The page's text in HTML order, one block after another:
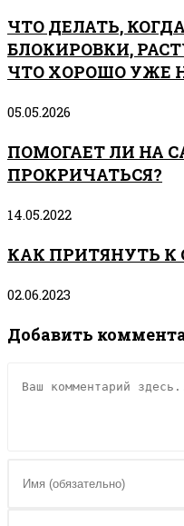
ЧТО ДЕЛАТЬ,
БЛОКИРОВКИ,
ЧТО ХОРОШО УЖЕ
05.05.2026
ПОМОГАЕТ ЛИ НА
ПРОКРИЧАТЬСЯ?
14.05.2022
КАК ПРИТЯНУТЬ К
02.06.2023
Добавить